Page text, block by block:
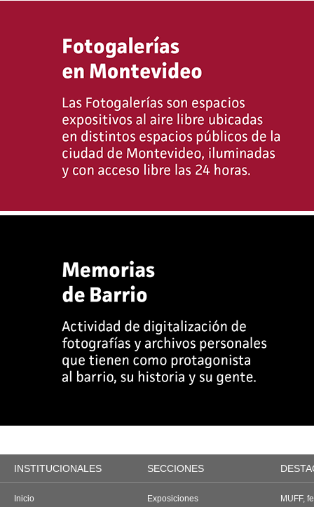
INSTITUCIONALES SECCIONES
Inicio
Exposiciones
MUFF,